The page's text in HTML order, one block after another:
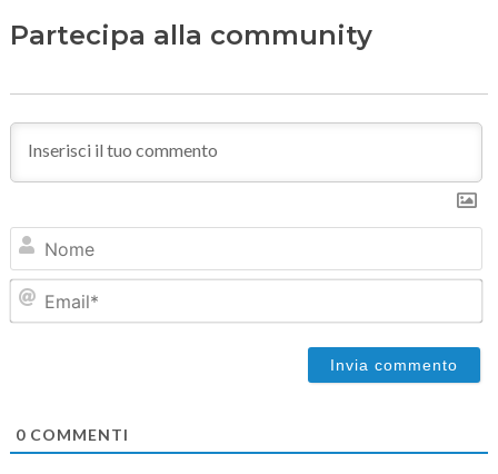
Partecipa alla community
0COMMENTI